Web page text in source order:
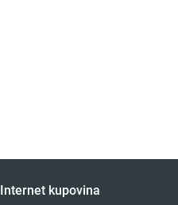
Internet kupovina